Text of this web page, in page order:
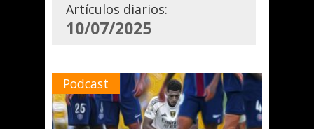
Artículos diarios:
10/07/2025
Podcast